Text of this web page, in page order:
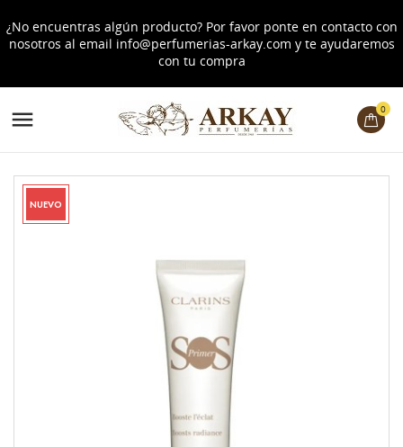
¿No encuentras algún producto? Por favor ponte en contacto con
nosotros al email info@perfumerias-arkay.com y te ayudaremos
con tu compra
 0
NUEVO